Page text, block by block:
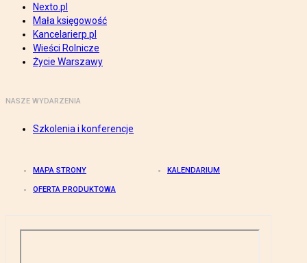
Nexto.pl
Mała księgowość
Kancelarierp.pl
Wieści Rolnicze
Życie Warszawy
NASZE WYDARZENIA
Szkolenia i konferencje
MAPA STRONY KALENDARIUM
OFERTA PRODUKTOWA